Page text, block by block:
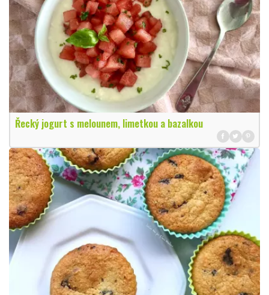
Řecký jogurt s melounem, limetkou a bazalkou